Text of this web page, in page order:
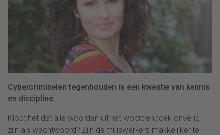
Cybercriminelen tegenhouden is een kwestie van kennis
en discipline.
Klopt het dat alle woorden uit het woordenboek onveilig
zijn als wachtwoord? Zijn de thuiswerkers makkelijker te